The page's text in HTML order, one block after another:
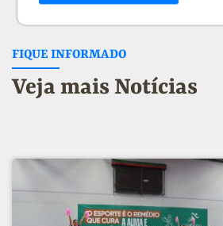
FIQUE INFORMADO
Veja mais Notícias